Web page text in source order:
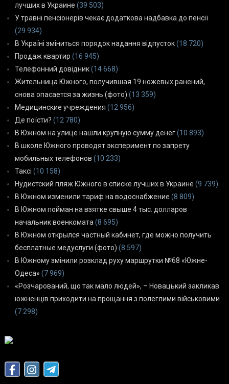
лучших в Украине (39 503)
У травні пенсіонерів чекає додаткова надбавка до пенсії
(29 934)
В Україні зміниться порядок надання відпусток(18 720)
Продаж квартир (16 945)
Телефонний довідник(14 668)
Жительница Южного, получившая 19 ножевых ранений,
снова опасается за жизнь (фото) (13 359)
Медицинские учреждения (12 956)
Де поїсти? (12 780)
В Южном на улице нашли крупную сумму денег(10 893)
В школе Южного проводят эксперимент по запрету
мобильных телефонов (10 233)
Таксі (10 158)
Нудистский пляж Южного в списке лучших в Украине (9 739)
В Южном изменили тариф на водоснабжение (8 809)
В Южном пойман на взятке свыше 4 тыс. долларов
начальник военкомата (8 695)
В Южном открылся частный кабинет, где можно получить
бесплатные медуслуги (фото) (8 597)
В Южному змінили розклад руху маршрутки №68 «Южне-
Одеса» (7 969)
«Розчарований, що так мало людей», – Новацький закликав
южненців приходити на прощання з полеглими військовими
(7 298)